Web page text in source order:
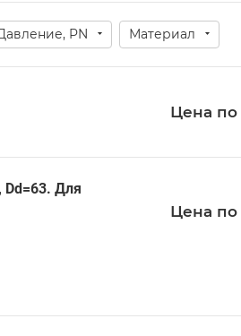
PN Материал
Цена по
Dd=63. Для
Цена по